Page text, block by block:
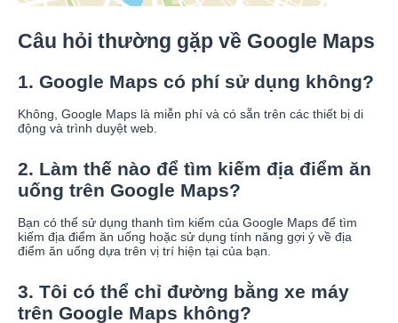
Câu hỏi thường gặp về Google Maps
1. Google Maps có phí sử dụng không?
Không, Google Maps là miễn phí và có sẵn trên các thiết bị di
động và trình duyệt web.
2. Làm thế nào để tìm kiếm địa điểm ăn
uống trên Google Maps?
Bạn có thể sử dụng thanh tìm kiếm của Google Maps để tìm
kiếm địa điểm ăn uống hoặc sử dụng tính năng gợi ý về địa
điểm ăn uống dựa trên vị trí hiện tại của bạn.
3. Tôi có thể chỉ đường bằng xe máy
trên Google Maps không?